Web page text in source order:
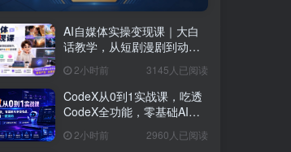
AI自媒体实操变现课｜大白
话教学，从短剧漫剧到动画
内容创作与变现全流程
2小时前 3145人已阅读
CodeX从0到1实战课，吃透
CodeX全功能，零基础AI开
发实战，从部署到高阶项目
一键落地
2小时前 2960人已阅读